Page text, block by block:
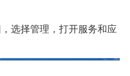
择管理，打开服务和应